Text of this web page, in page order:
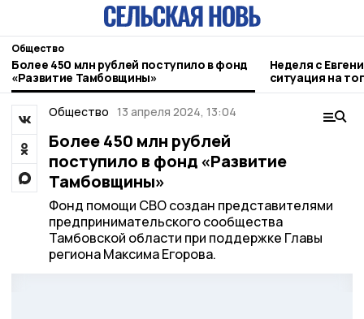
Общество
Более 450 млн рублей поступило в фонд
«Развитие Тамбовщины»
Неделя с
ситуация на
городе и
Общество 13 апреля 2024, 13:04
Более 450 млн рублей
поступило в фонд «Развитие
Тамбовщины»
Фонд помощи СВО создан представителями
предпринимательского сообщества
Тамбовской области при поддержке Главы
региона Максима Егорова.